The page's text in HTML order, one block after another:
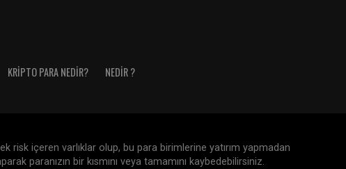
KRIPTO PARA NEDIR? NEDIR ?
risk içeren varlıklar olup, bu para birimlerine yatırım yapmadan
paranızın bir kısmını veya tamamını kaybedebilirsiniz.